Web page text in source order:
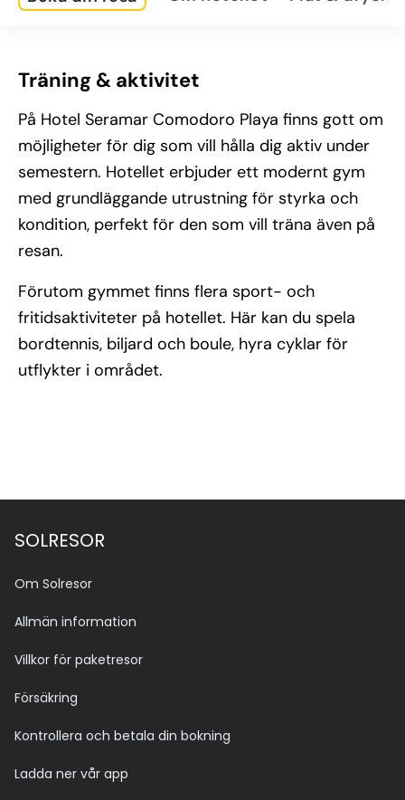
Träning & aktivitet
På Hotel Seramar Comodoro Playa finns gott om
möjligheter för dig som vill hålla dig aktiv under
semestern. Hotellet erbjuder ett modernt gym
med grundläggande utrustning för styrka och
kondition, perfekt för den som vill träna även på
resan.
Förutom gymmet finns flera sport- och
fritidsaktiviteter på hotellet. Här kan du spela
bordtennis, biljard och boule, hyra cyklar för
utflykter i området.
SOLRESOR
Om Solresor
Allmän information
Villkor för paketresor
Försäkring
Kontrollera och betala din bokning
Ladda ner vår app